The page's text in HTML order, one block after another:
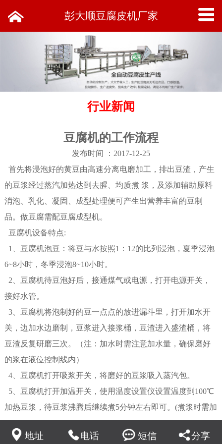
彭大顺豆腐皮机厂家
行业新闻
豆腐机的工作流程
发布时间 ：2017-12-25
首先将浸泡好的黄豆由高速分离电磨加工，排出豆渣，产生
的豆浆经过蒸汽加热达到去腥、均质煮 浆，及添加辅助原料
消泡、乳化、凝固、成型处理便可产生出营养丰富的豆制
品。做豆腐需配豆腐成型机。
豆腐机设备特点:
1、豆腐机泡豆：将豆与水按照1：12的比列浸泡，夏季浸泡
6~8小时，冬季浸泡8~10小时。
2、豆腐机待豆泡好后，接通煤气或电源，打开电源开关，
接好水管。
3、豆腐机将泡制好的豆一点点的放进漏斗里，打开加水开
关，边加水边磨制，豆浆进入接浆桶，豆渣进入盛渣桶，将
豆渣反复研磨三次。（注：加水时需注意加水量，确保磨好
的浆在液位控制线内）
4、豆腐机打开吸浆开关，将磨好的豆浆吸入蒸汽包。
5、豆腐机打开加温开关，使用温度设置仪设置温度到100℃
加热豆浆，待豆浆沸腾后继续煮5分钟左右即可。(煮浆时需加
入消泡剂，消除豆浆生产及蒸煮时产生的泡沫）
6、豆腐机将煮好的豆浆盛入保温桶。
地址 电话 短信 分享